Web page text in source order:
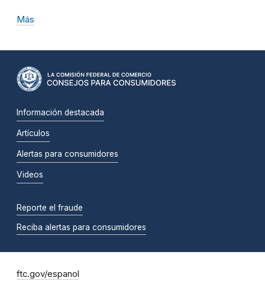
Más
Información destacada
Artículos
Alertas para consumidores
Videos
Reporte el fraude
Reciba alertas para consumidores
ftc.gov/espanol